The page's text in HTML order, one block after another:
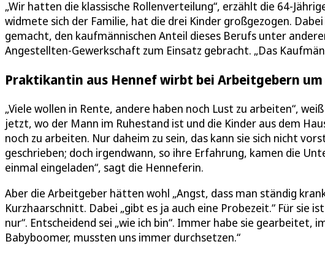
„Wir hatten die klassische Rollenverteilung“, erzählt die 64-
widmete sich der Familie, hat die drei Kinder großgezogen.
gemacht, den kaufmännischen Anteil dieses Berufs unter
Angestellten-Gewerkschaft zum Einsatz gebracht. „Das
Praktikantin aus Hennef wirbt bei Arbeitgebern
„Viele wollen in Rente, andere haben noch Lust zu arbeiten“,
jetzt, wo der Mann im Ruhestand ist und die Kinder aus dem
noch zu arbeiten. Nur daheim zu sein, das kann sie sich nicht
geschrieben; doch irgendwann, so ihre Erfahrung, kamen die
einmal eingeladen“, sagt die Henneferin.
Aber die Arbeitgeber hätten wohl „Angst, dass man ständig
Kurzhaarschnitt. Dabei „gibt es ja auch eine Probezeit.“ Für sie
nur“. Entscheidend sei „wie ich bin“. Immer habe sie gearbeitet,
Babyboomer, mussten uns immer durchsetzen.“